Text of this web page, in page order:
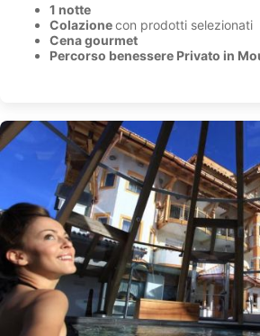
1 notte
Colazionecon prodotti selezionati
Cena gourmet
Percorso benessere Privato in